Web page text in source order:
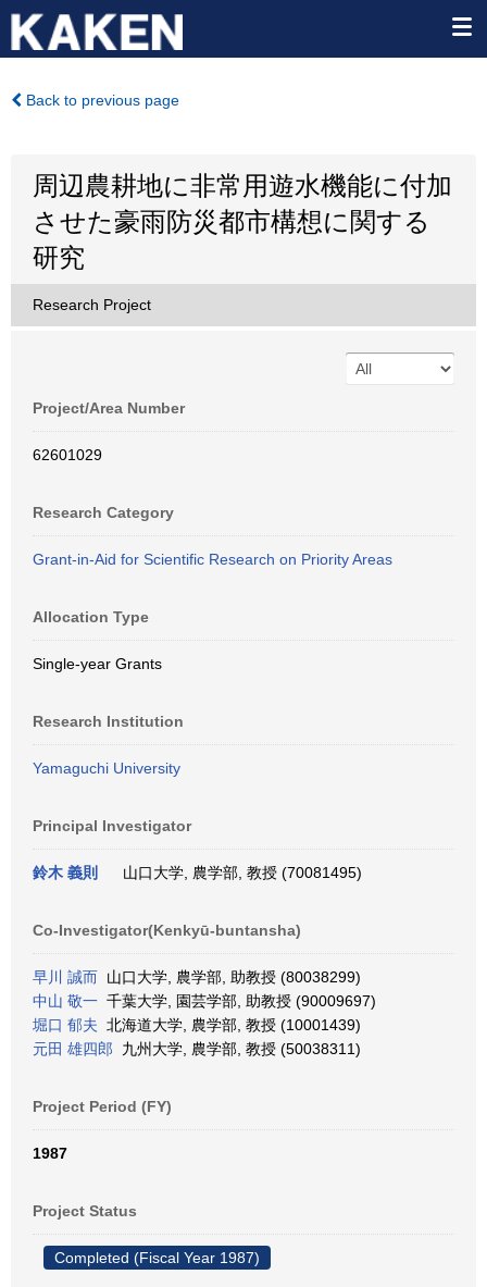
Back to previous page
周辺農耕地に非常用遊水機能に付加
させた豪雨防災都市構想に関する
研究
Research Project
Project/Area Number
62601029
Research Category
Grant-in-Aid for Scientific Research on Priority Areas
Allocation Type
Single-year Grants
Research Institution
Yamaguchi University
Principal Investigator
鈴木 義則 山口大学, 農学部, 教授 (70081495)
Co-Investigator(Kenkyū-buntansha)
早川 誠而 山口大学, 農学部, 助教授 (80038299)
中山 敬一 千葉大学, 園芸学部, 助教授 (90009697)
堀口 郁夫 北海道大学, 農学部, 教授 (10001439)
元田 雄四郎 九州大学, 農学部, 教授 (50038311)
Project Period (FY)
1987
Project Status
Completed (Fiscal Year 1987)